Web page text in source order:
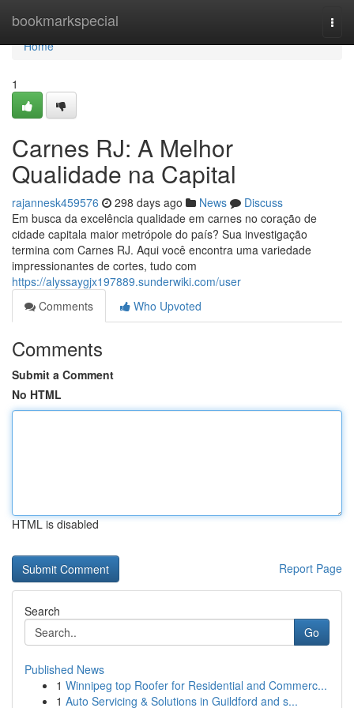
bookmarkspecial
Home
Home
1
Carnes RJ: A Melhor
Qualidade na Capital
rajannesk459576 298 days ago News
Discuss
Em busca da excelência qualidade em carnes no coração de
cidade capitala maior metrópole do país? Sua investigação
termina com Carnes RJ. Aqui você encontra uma variedade
impressionantes de cortes, tudo com
https://alyssaygjx197889.sunderwiki.com/user
Comments
Who Upvoted
Comments
Submit a Comment
No HTML
HTML is disabled
Report Page
Search
Go
Published News
1 Winnipeg top Roofer for Residential and Commerc...
1 Auto Servicing & Solutions in Guildford and s...